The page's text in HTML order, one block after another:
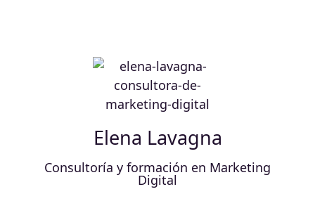
Elena Lavagna
Consultoría y formación en Marketing
Digital